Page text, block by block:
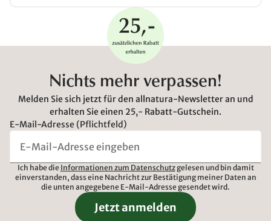
Nichts mehr verpassen!
Melden Sie sich jetzt für den allnatura-Newsletter an und
erhalten Sie einen 25,- Rabatt-Gutschein.
E-Mail-Adresse (Pflichtfeld)
Ich habe die Informationen zum Datenschutzgelesen und bin damit
einverstanden, dass eine Nachricht zur Bestätigung meiner Daten an
die unten angegebene E-Mail-Adresse gesendet wird.
Jetzt anmelden